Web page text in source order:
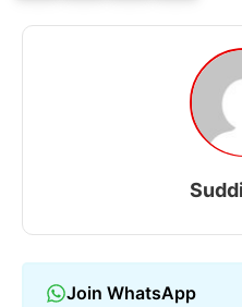
Join WhatsApp